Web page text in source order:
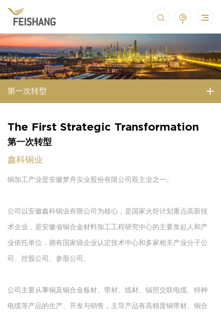
第一次转型
The First Strategic Transformation
第一次转型
鑫科铜业
铜加工产业是安徽梦舟实业股份有限公司双主业之一。
公司以安徽鑫科铜业有限公司为核心，是国家火炬计划重点高新技
术企业，是安徽省铜合金材料加工工程研究中心的主要发起人和产
业依托单位，拥有国家级企业认定技术中心和多家相关产业分子公
司、控股公司、参股公司。
公司主要从事铜及铜合金板材、带材、线材、辐照交联电缆、特种
电缆等产品的生产、开发与销售，主导产品有高精度铜带材、铜合